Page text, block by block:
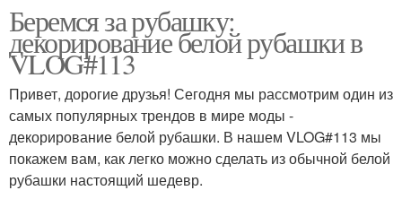
Беремся за рубашку:
декорирование белой рубашки в
VLOG#113
Привет, дорогие друзья! Сегодня мы рассмотрим один из
самых популярных трендов в мире моды -
декорирование белой рубашки. В нашем VLOG#113 мы
покажем вам, как легко можно сделать из обычной белой
рубашки настоящий шедевр.